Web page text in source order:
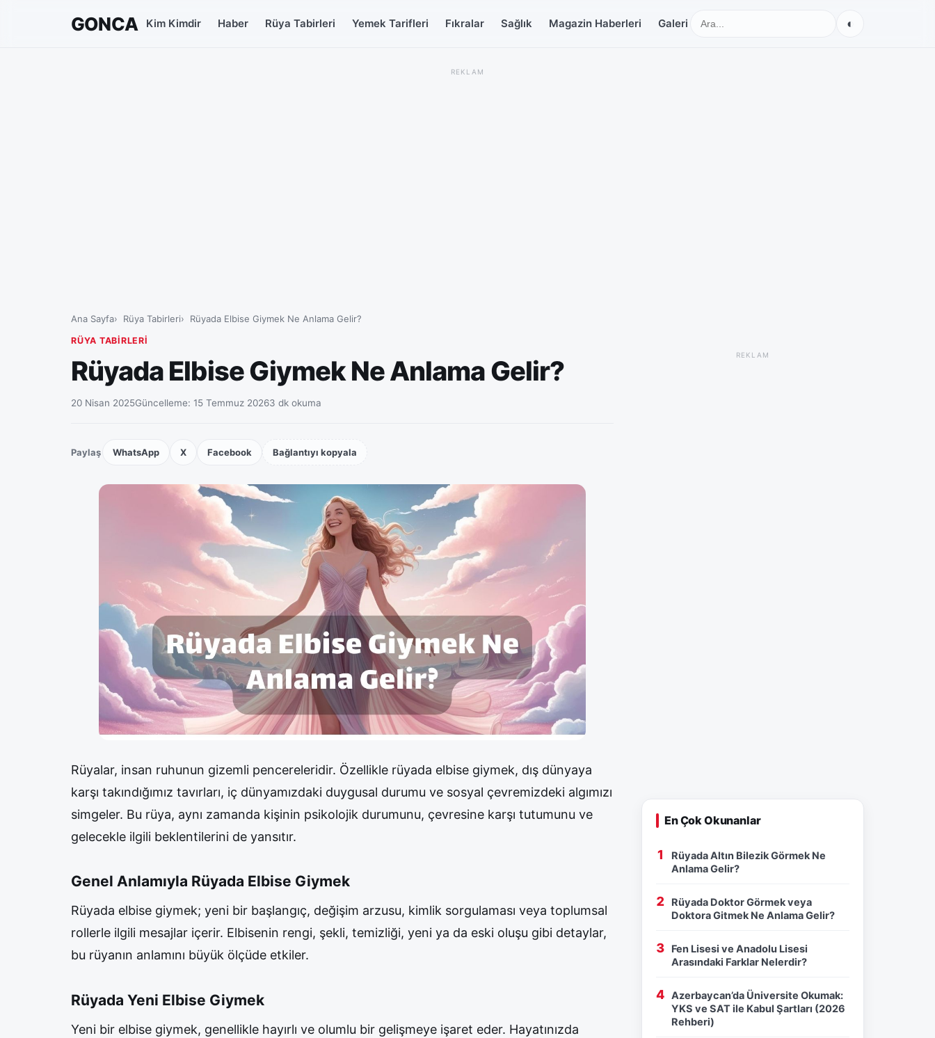
GONCA Kim Kimdir Haber Rüya Tabirleri Yemek Tarifleri Fıkralar Sağlık Magazin Haberleri Galeri ◐
REKLAM
Ana Sayfa Rüya Tabirleri Rüyada Elbise Giymek Ne Anlama Gelir?
RÜYA TABIRLERI
Rüyada Elbise Giymek Ne Anlama Gelir?
20 Nisan 2025Güncelleme: 15 Temmuz 20263 dk okuma
Paylaş WhatsApp X Facebook Bağlantıyı kopyala
Rüyalar, insan ruhunun gizemli pencereleridir. Özellikle rüyada elbise giymek, dış dünyaya
karşı takındığımız tavırları, iç dünyamızdaki duygusal durumu ve sosyal çevremizdeki algımızı
simgeler. Bu rüya, aynı zamanda kişinin psikolojik durumunu, çevresine karşı tutumunu ve
gelecekle ilgili beklentilerini de yansıtır.
Genel Anlamıyla Rüyada Elbise Giymek
Rüyada elbise giymek; yeni bir başlangıç, değişim arzusu, kimlik sorgulaması veya toplumsal
rollerle ilgili mesajlar içerir. Elbisenin rengi, şekli, temizliği, yeni ya da eski oluşu gibi detaylar,
bu rüyanın anlamını büyük ölçüde etkiler.
Rüyada Yeni Elbise Giymek
Yeni bir elbise giymek, genellikle hayırlı ve olumlu bir gelişmeye işaret eder. Hayatınızda
REKLAM
En Çok Okunanlar
Rüyada Altın Bilezik Görmek Ne
Anlama Gelir?
Rüyada Doktor Görmek veya
Doktora Gitmek Ne Anlama Gelir?
Fen Lisesi ve Anadolu Lisesi
Arasındaki Farklar Nelerdir?
Azerbaycan’da Üniversite Okumak:
YKS ve SAT ile Kabul Şartları (2026
Rehberi)